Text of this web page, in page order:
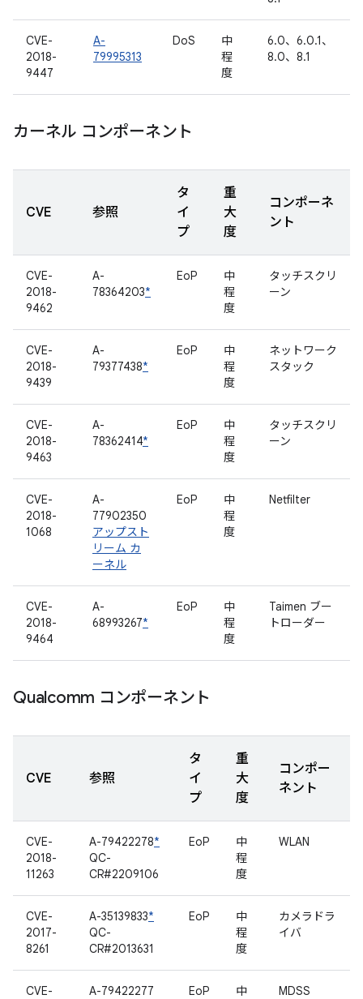
CVE-
2018-
9447
A-
79995313
DoS
中
程
度
6.0、6.0.1、
8.0、8.1
カーネル コンポーネント
CVE 参照
タ
イ
プ
重
大
度
コンポーネ
ント
CVE-
2018-
9462
A-
78364203*
EoP
中
程
度
タッチスクリ
ーン
CVE-
2018-
9439
A-
79377438*
EoP
中
程
度
ネットワーク
スタック
CVE-
2018-
9463
A-
78362414*
EoP
中
程
度
タッチスクリ
ーン
CVE-
2018-
1068
A-
77902350
アップスト
リーム カ
ーネル
EoP
中
程
度
Netfilter
CVE-
2018-
9464
A-
68993267*
EoP
中
程
度
Taimen ブー
トローダー
Qualcomm コンポーネント
CVE 参照
タ
イ
プ
重
大
度
コンポー
ネント
CVE-
2018-
11263
A-79422278*
QC-
CR#2209106
EoP
中
程
度
WLAN
CVE-
2017-
8261
A-35139833*
QC-
CR#2013631
EoP
中
程
度
カメラドラ
イバ
CVE-
A-79422277
EoP
中
MDSS